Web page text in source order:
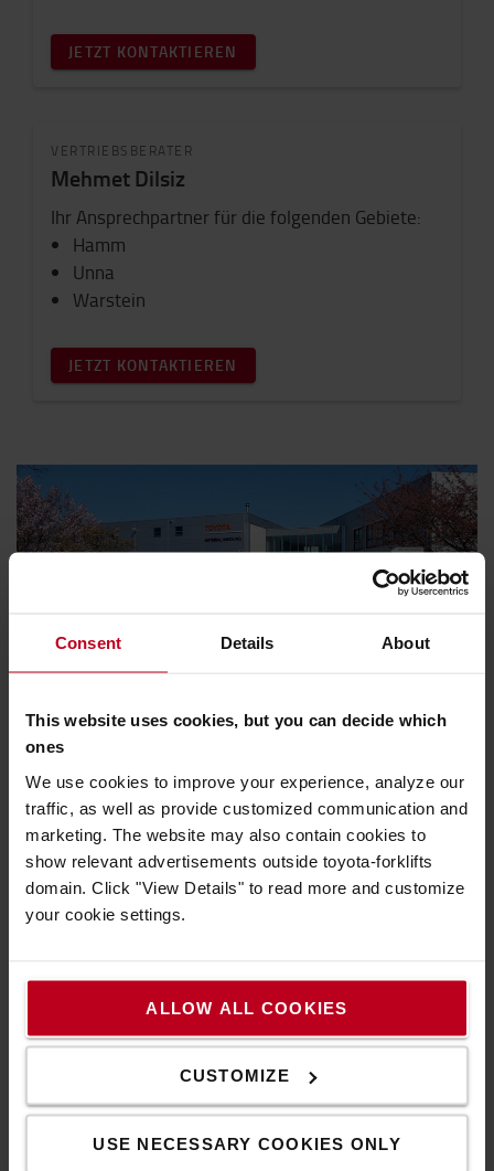
Consent Details About
This website uses cookies, but you can decide which
ones
We use cookies to improve your experience, analyze our
traffic, as well as provide customized communication and
marketing. The website may also contain cookies to
show relevant advertisements outside toyota-forklifts
domain. Click "View Details" to read more and customize
your cookie settings.
ALLOW ALL COOKIES
CUSTOMIZE
USE NECESSARY COOKIES ONLY
JETZT KONTAKTIEREN
VERTRIEBSBERATER
Mehmet Dilsiz
Ihr Ansprechpartner für die folgenden Gebiete:
Hamm
Unna
Warstein
JETZT KONTAKTIEREN
Sie haben eine allgemeine Anfrage?
Dann kontaktieren Sie uns jetzt per Telefon oder
Mail:
Dr.-Alfred-Herrhausen-Allee 61, 47228 Duisburg
tel.:+49 2065 775-0
mail:info@de.toyota-industries.eu
Unsere Öffnungszeiten
bis So: geschlossen
Niederlassungen der Toyota Material
Handling Deutschland GmbH